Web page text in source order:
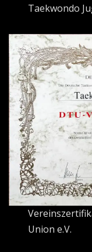
Taekwondo
Union e.V.